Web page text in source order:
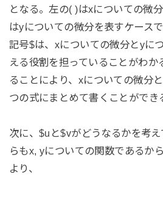
となる。左の( )はxについての微
はyについての微分を表すケース
記号$は、xについての微分とyに
える役割を担っていることがわ
ることにより、xについての微分
つの式にまとめて書くことができ
次に、$uと$vがどうなるかを考
らもx, yについての関数であるか
より、